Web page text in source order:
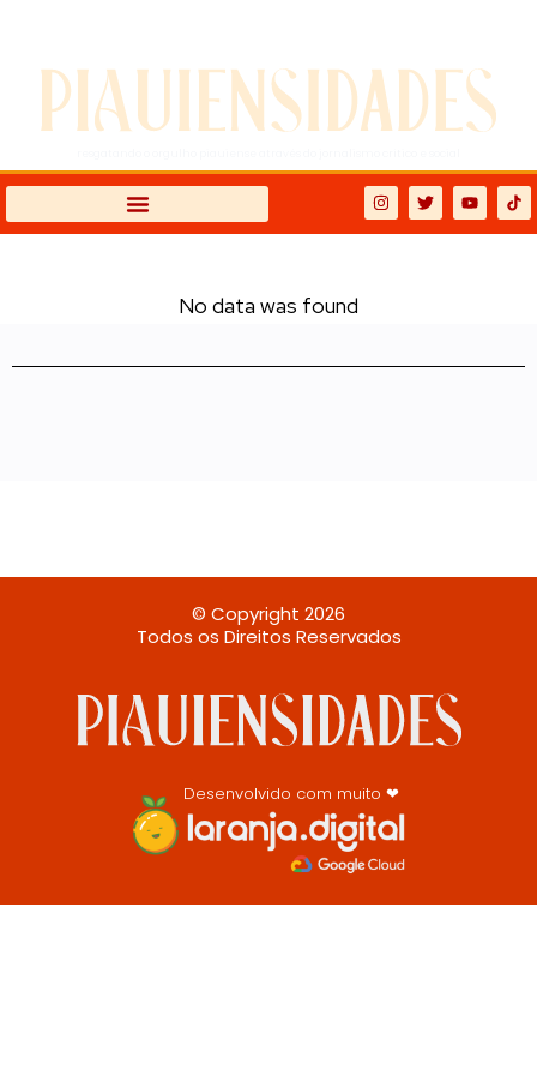
No data was found
© Copyright 2026
Todos os Direitos Reservados
Desenvolvido com muito ❤